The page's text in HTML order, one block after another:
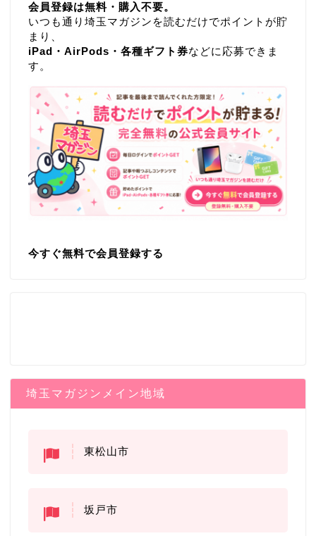
会員登録は無料・購入不要。
いつも通り埼玉マガジンを読むだけでポイントが貯
まり、
iPad・AirPods・各種ギフト券などに応募できま
す。
今すぐ無料で会員登録する
埼玉マガジンメイン地域
東松山市
坂戸市